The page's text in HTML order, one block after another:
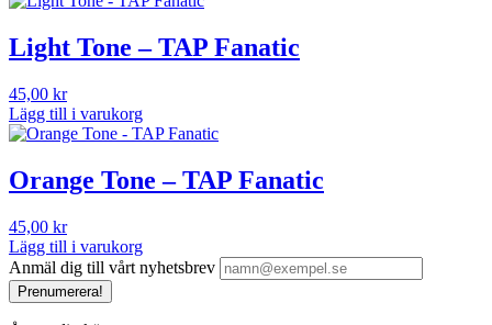
Light Tone – TAP Fanatic
45,00 kr
Lägg till i varukorg
Orange Tone – TAP Fanatic
45,00 kr
Lägg till i varukorg
Anmäl dig till vårt nyhetsbrev
Prenumerera!